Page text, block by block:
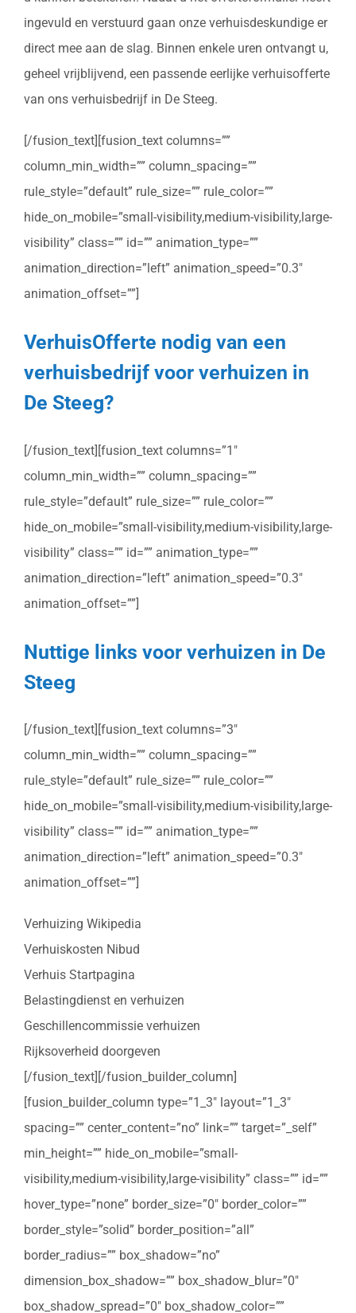
ingevuld en verstuurd gaan onze verhuisdeskundige er
direct mee aan de slag. Binnen enkele uren ontvangt u,
geheel vrijblijvend, een passende eerlijke verhuisofferte
van ons verhuisbedrijf in De Steeg.
[/fusion_text][fusion_text columns=””
column_min_width=”” column_spacing=””
rule_style=”default” rule_size=”” rule_color=””
hide_on_mobile=”small-visibility,medium-visibility,large-
visibility” class=”” id=”” animation_type=””
animation_direction=”left” animation_speed=”0.3″
animation_offset=””]
VerhuisOfferte nodig van een
verhuisbedrijf voor verhuizen in
De Steeg?
[/fusion_text][fusion_text columns=”1″
column_min_width=”” column_spacing=””
rule_style=”default” rule_size=”” rule_color=””
hide_on_mobile=”small-visibility,medium-visibility,large-
visibility” class=”” id=”” animation_type=””
animation_direction=”left” animation_speed=”0.3″
animation_offset=””]
Nuttige links voor verhuizen in De
Steeg
[/fusion_text][fusion_text columns=”3″
column_min_width=”” column_spacing=””
rule_style=”default” rule_size=”” rule_color=””
hide_on_mobile=”small-visibility,medium-visibility,large-
visibility” class=”” id=”” animation_type=””
animation_direction=”left” animation_speed=”0.3″
animation_offset=””]
Verhuizing Wikipedia
Verhuiskosten Nibud
Verhuis Startpagina
Belastingdienst en verhuizen
Geschillencommissie verhuizen
Rijksoverheid doorgeven
[/fusion_text][/fusion_builder_column]
[fusion_builder_column type=”1_3″ layout=”1_3″
spacing=”” center_content=”no” link=”” target=”_self”
min_height=”” hide_on_mobile=”small-
visibility,medium-visibility,large-visibility” class=”” id=””
hover_type=”none” border_size=”0″ border_color=””
border_style=”solid” border_position=”all”
border_radius=”” box_shadow=”no”
dimension_box_shadow=”” box_shadow_blur=”0″
box_shadow_spread=”0″ box_shadow_color=””